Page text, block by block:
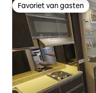
Favoriet van gasten
Favoriet van gasten